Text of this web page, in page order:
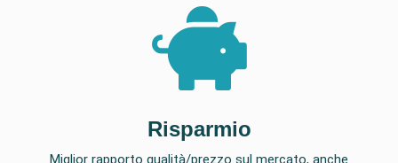
Risparmio
Miglior rapporto qualità/prezzo sul mercato, anche